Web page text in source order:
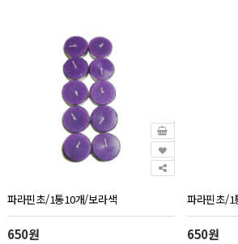
파라핀초/1통10개/보라색
650원
파라핀초/1
650원